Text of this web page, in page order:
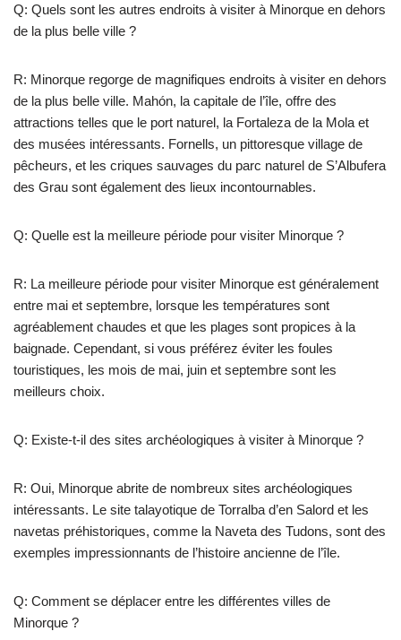
Q: Quels sont les autres endroits à visiter à Minorque en dehors
de la plus belle ville ?
R: Minorque regorge de magnifiques endroits à visiter en dehors
de la plus belle ville. Mahón, la capitale de l’île, offre des
attractions telles que le port naturel, la Fortaleza de la Mola et
des musées intéressants. Fornells, un pittoresque village de
pêcheurs, et les criques sauvages du parc naturel de S’Albufera
des Grau sont également des lieux incontournables.
Q: Quelle est la meilleure période pour visiter Minorque ?
R: La meilleure période pour visiter Minorque est généralement
entre mai et septembre, lorsque les températures sont
agréablement chaudes et que les plages sont propices à la
baignade. Cependant, si vous préférez éviter les foules
touristiques, les mois de mai, juin et septembre sont les
meilleurs choix.
Q: Existe-t-il des sites archéologiques à visiter à Minorque ?
R: Oui, Minorque abrite de nombreux sites archéologiques
intéressants. Le site talayotique de Torralba d’en Salord et les
navetas préhistoriques, comme la Naveta des Tudons, sont des
exemples impressionnants de l’histoire ancienne de l’île.
Q: Comment se déplacer entre les différentes villes de
Minorque ?